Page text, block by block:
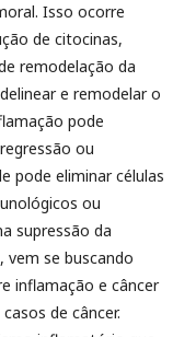
Isso ocorre
de citocinas,
remodelação da
e remodelar o
pode
ou
pode eliminar células
ou
supressão da
se buscando
inflamação e câncer
de câncer.